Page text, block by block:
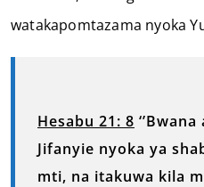
watakapomtazama nyoka
Hesabu 21: 8
Jifanyie nyoka ya
mti, na itakuwa kila